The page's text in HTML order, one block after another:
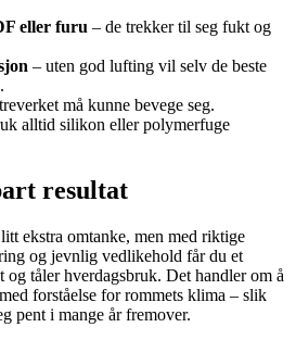
eller furu – de trekker til seg fukt og
– uten god lufting vil selv de beste
må kunne bevege seg.
alltid silikon eller polymerfuge
resultat
ekstra omtanke, men med riktige
og jevnlig vedlikehold får du et
og tåler hverdagsbruk. Det handler om å
forståelse for rommets klima – slik
pent i mange år fremover.